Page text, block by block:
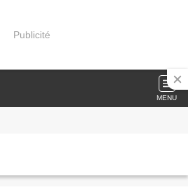
Publicité
MENU